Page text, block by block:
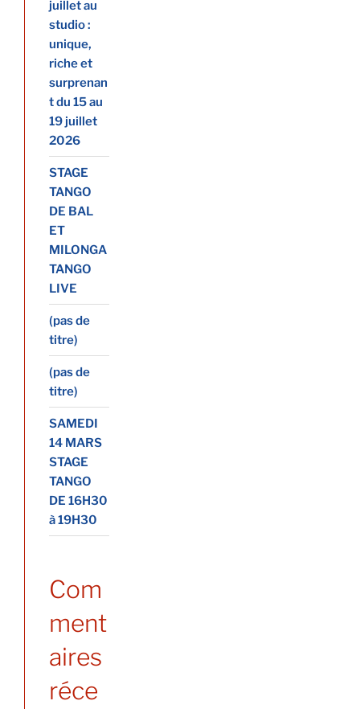
juillet au
studio :
unique,
riche et
surprenan
t du 15 au
19 juillet
2026
STAGE
TANGO
DE BAL
ET
MILONGA
TANGO
LIVE
(pas de
titre)
(pas de
titre)
SAMEDI
14 MARS
STAGE
TANGO
DE 16H30
à 19H30
Com
ment
aires
réce